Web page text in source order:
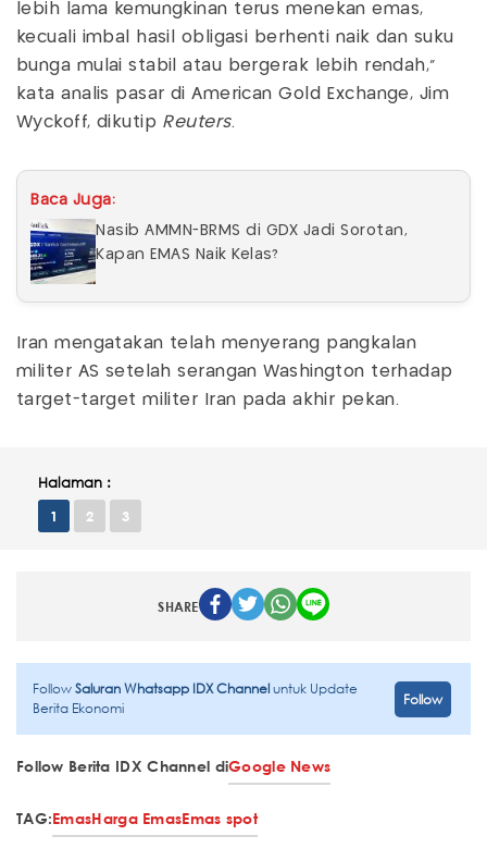
lebih lama kemungkinan terus menekan emas,
kecuali imbal hasil obligasi berhenti naik dan suku
bunga mulai stabil atau bergerak lebih rendah,"
kata analis pasar di American Gold Exchange, Jim
Wyckoff, dikutip Reuters.
Baca Juga:
Nasib AMMN-BRMS di GDX Jadi Sorotan,
Kapan EMAS Naik Kelas?
Iran mengatakan telah menyerang pangkalan
militer AS setelah serangan Washington terhadap
target-target militer Iran pada akhir pekan.
Halaman :
1 2 3
SHARE
FollowSaluran Whatsapp IDX Channeluntuk Update
Berita Ekonomi
Follow
Follow Berita IDX Channel diGoogle News
TAG:EmasHarga EmasEmas spot